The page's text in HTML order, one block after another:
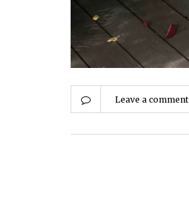
Leave a comment